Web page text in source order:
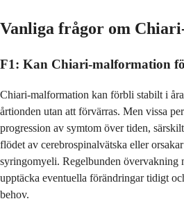
Vanliga frågor om
F1: Kan Chiari-malformation
Chiari-malformation kan förbli stabilt i
årtionden utan att förvärras. Men vissa
progression av symtom över tiden,
flödet av cerebrospinalvätska eller
syringomyeli. Regelbunden övervakning
upptäcka eventuella förändringar tidigt
behov.